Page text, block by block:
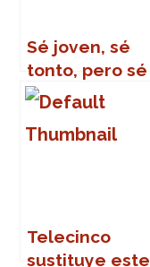
Sé joven, sé
tonto, pero sé
feliz
Telecinco
sustituye este